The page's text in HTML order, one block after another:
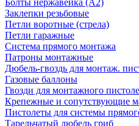
Болты нержавейка (А2)
Заклепки резьбовые
Петли воротные (стрела)
Петли гаражные
Система прямого монтажа
Патроны монтажные
Дюбель-гвоздь для монтаж.
Газовые баллоны
Гвозди для монтажного
Крепежные и сопутствующие
Пистолеты для системы
Тарельчатый дюбель гриб